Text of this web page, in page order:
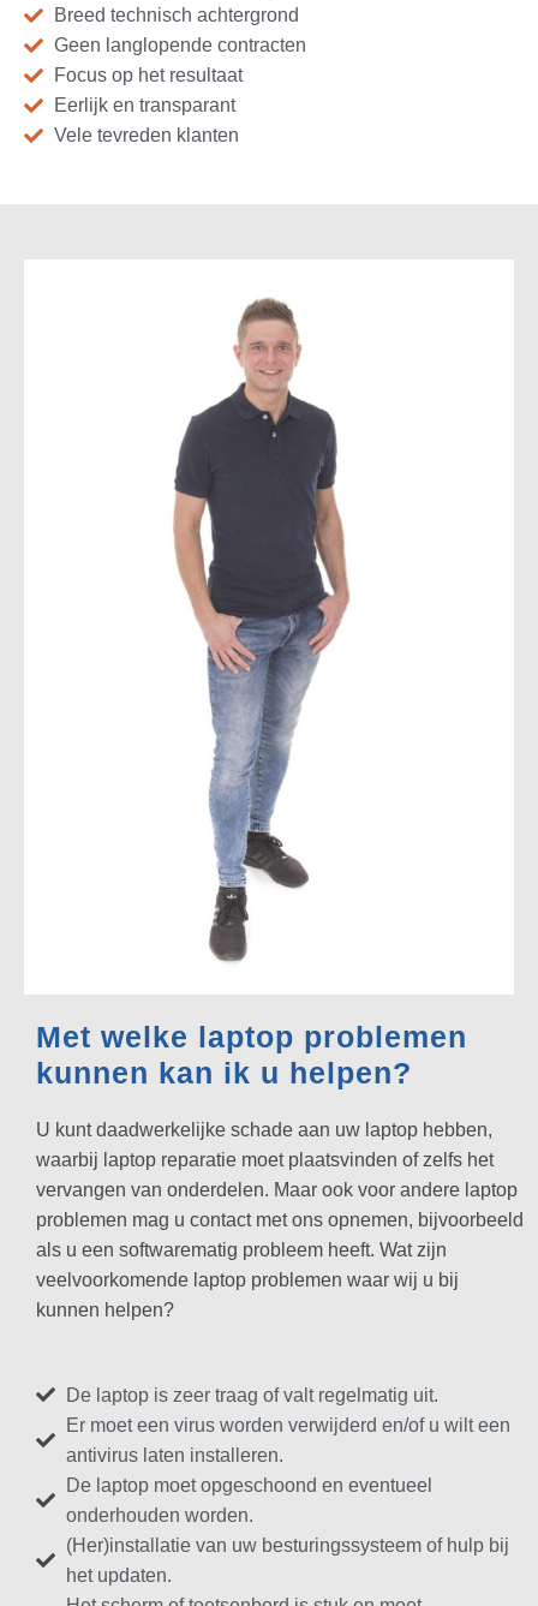
Breed technisch achtergrond
Geen langlopende contracten
Focus op het resultaat
Eerlijk en transparant
Vele tevreden klanten
Met welke laptop problemen
kunnen kan ik u helpen?
U kunt daadwerkelijke schade aan uw laptop hebben,
waarbij laptop reparatie moet plaatsvinden of zelfs het
vervangen van onderdelen. Maar ook voor andere laptop
problemen mag u contact met ons opnemen, bijvoorbeeld
als u een softwarematig probleem heeft. Wat zijn
veelvoorkomende laptop problemen waar wij u bij
kunnen helpen?
De laptop is zeer traag of valt regelmatig uit.
Er moet een virus worden verwijderd en/of u wilt een
antivirus laten installeren.
De laptop moet opgeschoond en eventueel
onderhouden worden.
(Her)installatie van uw besturingssysteem of hulp bij
het updaten.